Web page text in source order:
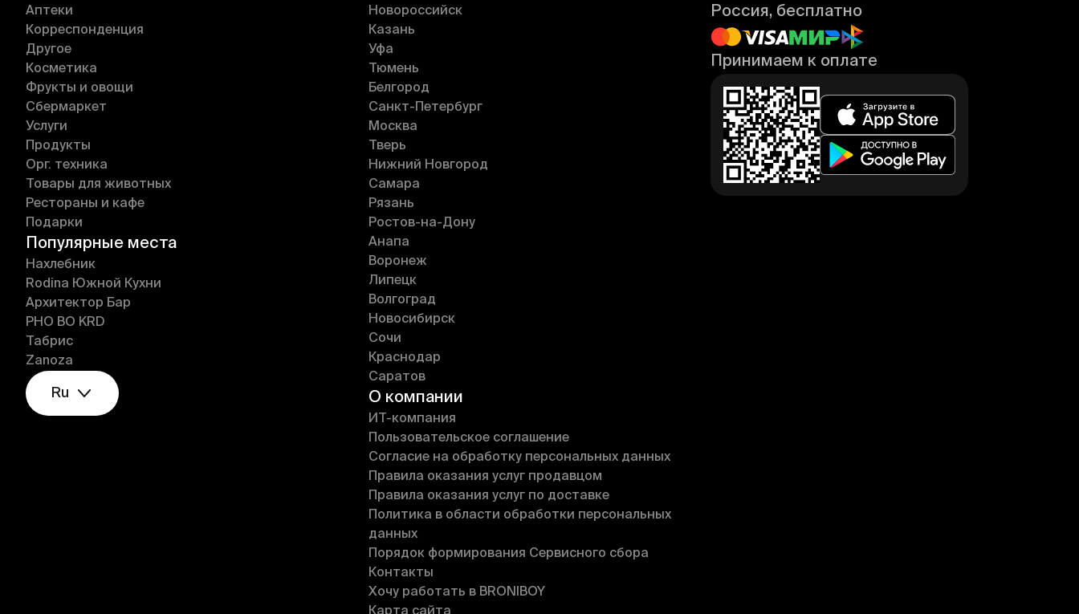
Аптеки
Корреспонденция
Другое
Косметика
Фрукты и овощи
Сбермаркет
Услуги
Продукты
Орг. техника
Товары для животных
Рестораны и кафе
Подарки
Популярные места
Нахлебник
Rodina Южной Кухни
Архитектор Бар
PHO BO KRD
Табрис
Zanoza
Ru
Новороссийск
Казань
Уфа
Тюмень
Белгород
Санкт-Петербург
Москва
Тверь
Нижний Новгород
Самара
Рязань
Ростов-на-Дону
Анапа
Воронеж
Липецк
Волгоград
Новосибирск
Сочи
Краснодар
Саратов
О компании
ИT-компания
Пользовательское соглашение
Согласие на обработку персональных данных
Правила оказания услуг продавцом
Правила оказания услуг по доставке
Политика в области обработки персональных
данных
Порядок формирования Сервисного сбора
Контакты
Хочу работать в BRONIBOY
Россия, бесплатно
Принимаем к оплате